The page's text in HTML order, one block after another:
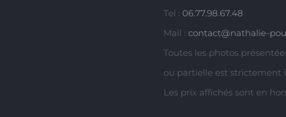
Tel : 06.77.98.67.48
Mail : contact@nathalie-
Toutes les photos
ou partielle est strictement
Les prix affichés sont en